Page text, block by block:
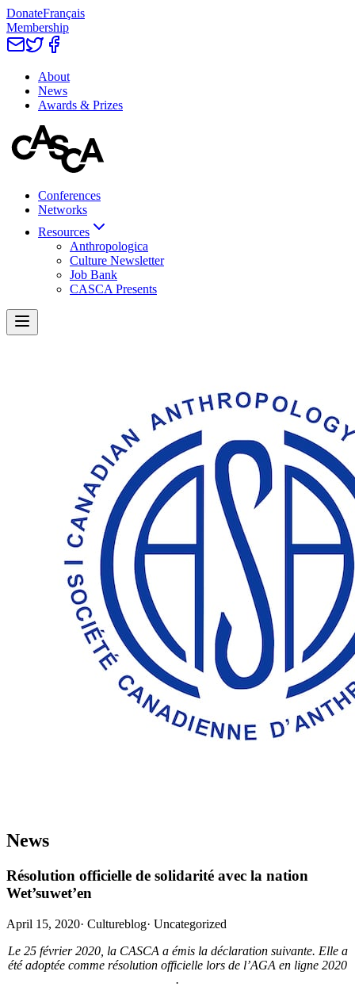
DonateFrançais
Membership
About
News
Awards & Prizes
Conferences
Networks
Resources
Anthropologica
Culture Newsletter
Job Bank
CASCA Presents
News
Résolution officielle de solidarité avec la nation
Wet’suwet’en
April 15, 2020· Cultureblog· Uncategorized
Le 25 février 2020, la CASCA a émis la déclaration suivante. Elle a
été adoptée comme résolution officielle lors de l’AGA en ligne 2020
.